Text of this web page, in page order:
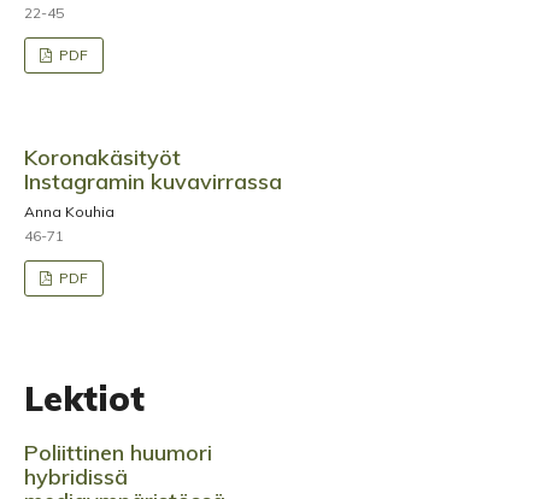
22-45
PDF
Koronakäsityöt
Instagramin kuvavirrassa
Anna Kouhia
46-71
PDF
Lektiot
Poliittinen huumori
hybridissä